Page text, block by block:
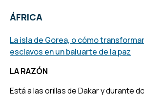
ÁFRICA
La isla de Gorea, o cómo
esclavos en un baluarte de la paz
LA RAZÓN
Está a las orillas de Dakar y durante